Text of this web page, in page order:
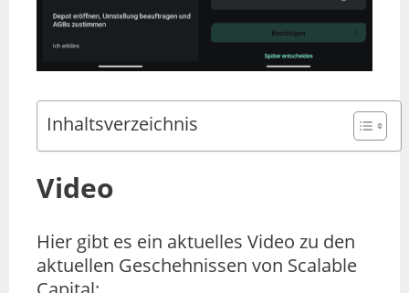
Inhaltsverzeichnis
Video
Hier gibt es ein aktuelles Video zu den
aktuellen Geschehnissen von Scalable